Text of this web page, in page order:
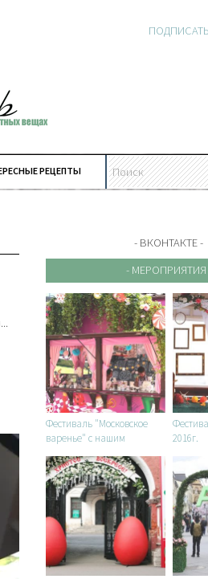
РЕЦЕПТЫ
- ВКОНТАКТЕ -
- МЕРОПРИЯТИЯ
Фестиваль "Московское
варенье" с нашим
2016г.